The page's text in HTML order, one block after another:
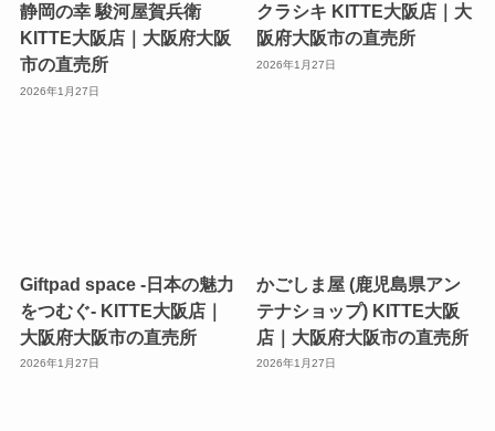
静岡の幸 駿河屋賀兵衛
KITTE大阪店｜大阪府大阪
市の直売所
2026年1月27日
クラシキ KITTE大阪店｜大
阪府大阪市の直売所
2026年1月27日
Giftpad space -日本の魅力
をつむぐ- KITTE大阪店｜
大阪府大阪市の直売所
2026年1月27日
かごしま屋 (鹿児島県アン
テナショップ) KITTE大阪
店｜大阪府大阪市の直売所
2026年1月27日